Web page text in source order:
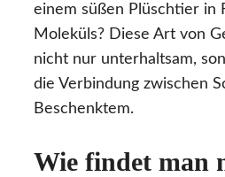
einem süßen Plüschtier in
Moleküls? Diese Art von
nicht nur unterhaltsam,
die Verbindung zwischen
Beschenktem.
Wie findet man